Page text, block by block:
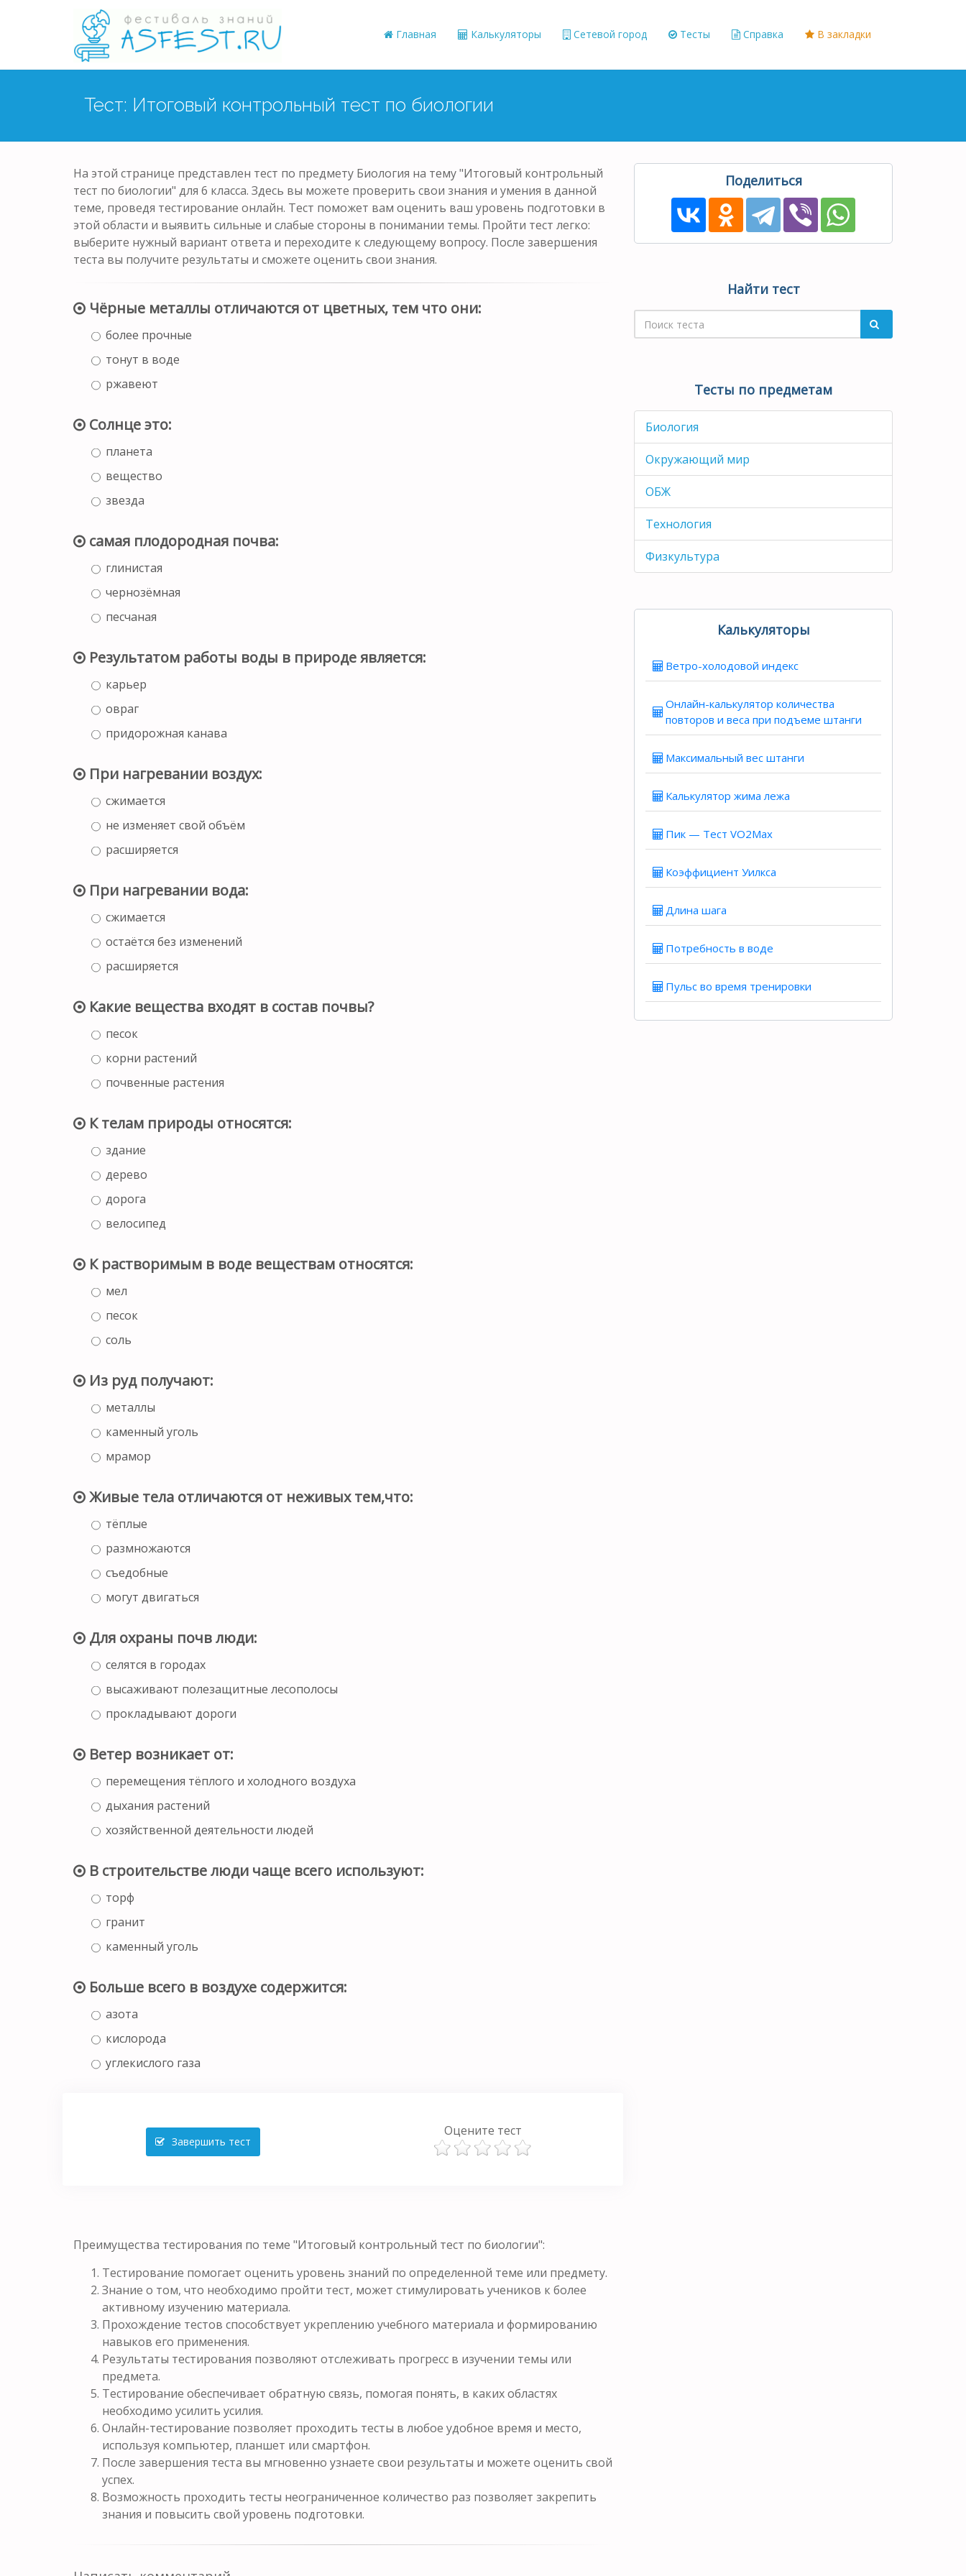
Главная Калькуляторы Сетевой город Тесты Справка В закладки
Тест: Итоговый контрольный тест по биологии
На этой странице представлен тест по предмету Биология на тему "Итоговый контрольный
тест по биологии" для 6 класса. Здесь вы можете проверить свои знания и умения в данной
теме, проведя тестирование онлайн. Тест поможет вам оценить ваш уровень подготовки в
этой области и выявить сильные и слабые стороны в понимании темы. Пройти тест легко:
выберите нужный вариант ответа и переходите к следующему вопросу. После завершения
теста вы получите результаты и сможете оценить свои знания.
Чёрные металлы отличаются от цветных, тем что они:
более прочные
тонут в воде
ржавеют
Солнце это:
планета
вещество
звезда
самая плодородная почва:
глинистая
чернозёмная
песчаная
Результатом работы воды в природе является:
карьер
овраг
придорожная канава
При нагревании воздух:
сжимается
не изменяет свой объём
расширяется
При нагревании вода:
сжимается
остаётся без изменений
расширяется
Какие вещества входят в состав почвы?
песок
корни растений
почвенные растения
К телам природы относятся:
здание
дерево
дорога
велосипед
К растворимым в воде веществам относятся:
мел
песок
соль
Из руд получают:
металлы
каменный уголь
мрамор
Живые тела отличаются от неживых тем,что:
тёплые
размножаются
съедобные
могут двигаться
Для охраны почв люди:
селятся в городах
высаживают полезащитные лесополосы
прокладывают дороги
Ветер возникает от:
перемещения тёплого и холодного воздуха
дыхания растений
хозяйственной деятельности людей
В строительстве люди чаще всего используют:
торф
гранит
каменный уголь
Больше всего в воздухе содержится:
азота
кислорода
углекислого газа
Завершить тест
Оцените тест
Преимущества тестирования по теме "Итоговый контрольный тест по биологии":
Тестирование помогает оценить уровень знаний по определенной теме или предмету.
Знание о том, что необходимо пройти тест, может стимулировать учеников к более
активному изучению материала.
Прохождение тестов способствует укреплению учебного материала и формированию
навыков его применения.
Результаты тестирования позволяют отслеживать прогресс в изучении темы или
предмета.
Тестирование обеспечивает обратную связь, помогая понять, в каких областях
необходимо усилить усилия.
Онлайн-тестирование позволяет проходить тесты в любое удобное время и место,
используя компьютер, планшет или смартфон.
После завершения теста вы мгновенно узнаете свои результаты и можете оценить свой
успех.
Возможность проходить тесты неограниченное количество раз позволяет закрепить
знания и повысить свой уровень подготовки.
Поделиться
Найти тест
Тесты по предметам
Биология
Окружающий мир
ОБЖ
Технология
Физкультура
Калькуляторы
Ветро-холодовой индекс
Онлайн-калькулятор количества
повторов и веса при подъеме штанги
Максимальный вес штанги
Калькулятор жима лежа
Пик — Тест VO2Max
Коэффициент Уилкса
Длина шага
Потребность в воде
Пульс во время тренировки